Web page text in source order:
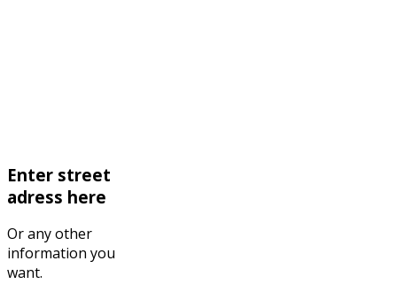
Enter street
adress here
Or any other
information you
want.